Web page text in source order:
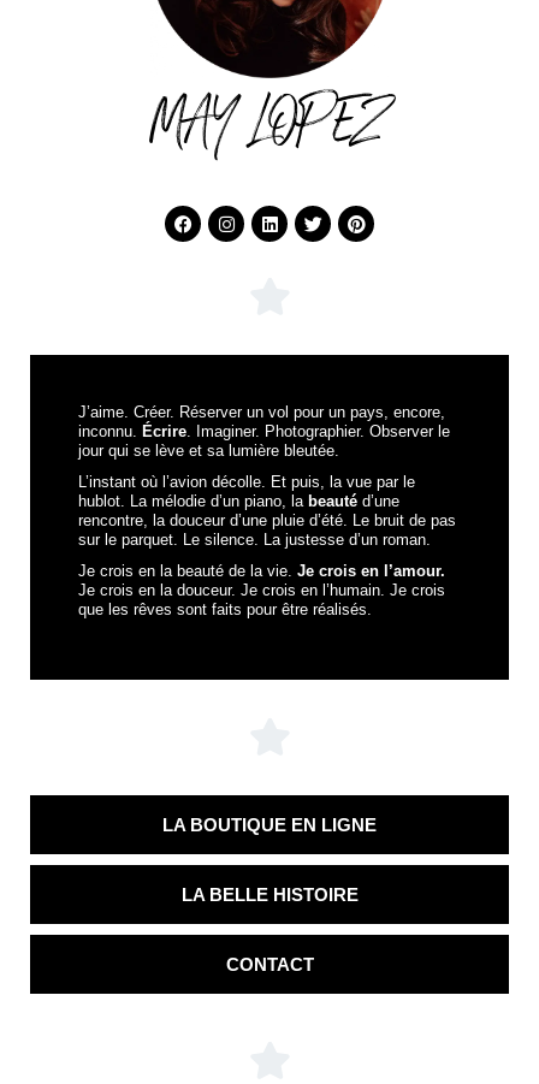
MAY LOPEZ
J’aime. Créer. Réserver un vol pour un pays, encore,
inconnu. Écrire. Imaginer. Photographier. Observer le
jour qui se lève et sa lumière bleutée.
L’instant où l’avion décolle. Et puis, la vue par le
hublot. La mélodie d’un piano, la beauté d’une
rencontre, la douceur d’une pluie d’été. Le bruit de pas
sur le parquet. Le silence. La justesse d’un roman.
Je crois en la beauté de la vie. Je crois en l’amour.
Je crois en la douceur. Je crois en l’humain. Je crois
que les rêves sont faits pour être réalisés.
LA BOUTIQUE EN LIGNE
LA BELLE HISTOIRE
CONTACT